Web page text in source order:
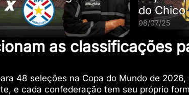
do Chico
08/07/25
as classificações
48 seleções na Copa do Mundo de
e cada confederação tem seu próprio